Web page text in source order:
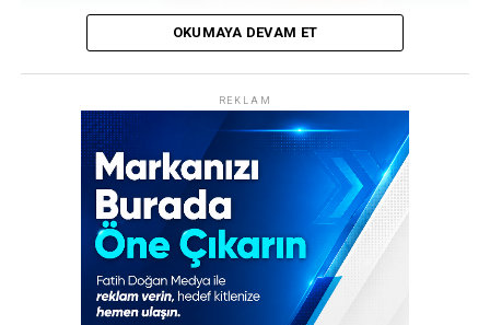
girmesiyle dosya yeniden ele alındı ve derinlemesine bir
analiz süreci başlatıldı.
REKLAM
Edirne’nin Saros Körfezi’ne kıyısı bulunan Keşan ilçesine
bağlı Gökçetepe köyü açıklarında, geçen yıl haziran
ayında suya batırılan M62 T model muharebe tankı, kısa
sürede dalış tutkunlarının vazgeçilmez rotalarından biri
haline geldi. Sadece 10 metre derinlikteki bu eşsiz batık,
Türkiye’nin en sığ noktaya batırılan tankı olma
özelliğiyle dikkat çekiyor.
OKUMAYA DEVAM ET
REKLAM